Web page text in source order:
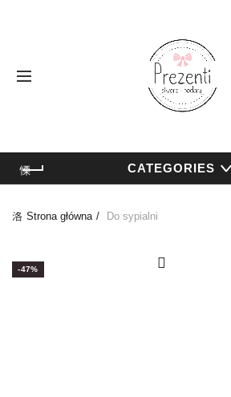
CATEGORIES
Strona główna Do sypialni
-47%